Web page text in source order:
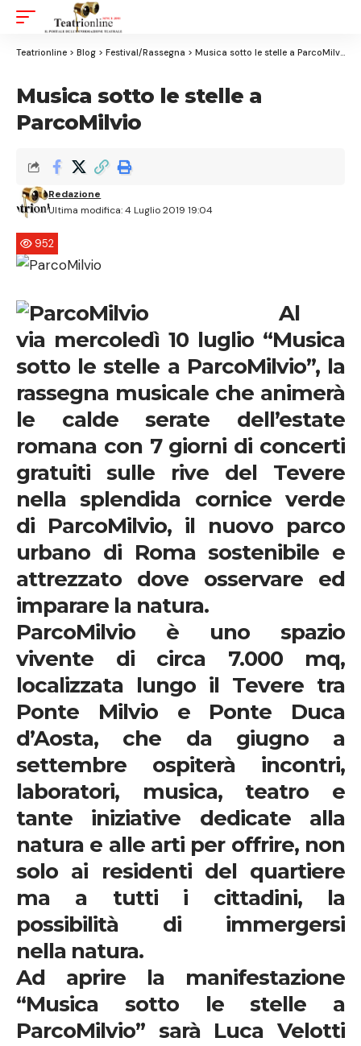
Resizer
Teatrionline > Blog > Festival/Rassegna > Musica sotto le stelle a ParcoMilvio
Musica sotto le stelle a
ParcoMilvio
Ultima modifica: 4 Luglio 2019 19:04
Redazione
952
Al
via mercoledì 10 luglio “Musica
sotto le stelle a ParcoMilvio”, la
rassegna musicale che animerà
le calde
serate dell’estate
romana con 7 giorni di concerti
gratuiti sulle rive del Tevere
nella splendida cornice verde
di ParcoMilvio, il nuovo parco
urbano di Roma sostenibile e
attrezzato dove osservare ed
imparare la natura.
ParcoMilvio è uno spazio
vivente di circa 7.000 mq,
localizzata lungo il Tevere tra
Ponte Milvio e Ponte Duca
d’Aosta, che da giugno a
settembre ospiterà incontri,
laboratori, musica, teatro e
tante iniziative dedicate alla
natura e alle arti per offrire, non
solo ai residenti del quartiere
ma a tutti i cittadini, la
possibilità di immergersi
nella natura.
Ad aprire la manifestazione
“Musica sotto le stelle a
ParcoMilvio” sarà Luca Velotti